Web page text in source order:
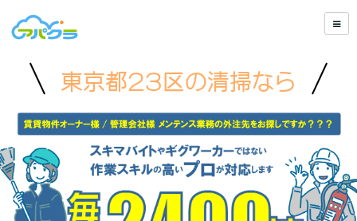
東京都23区の清掃なら